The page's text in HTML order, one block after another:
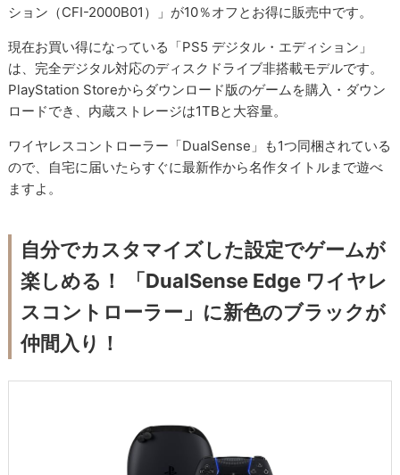
ション（CFI-2000B01）」が10％オフとお得に販売中です。
現在お買い得になっている「PS5 デジタル・エディション」
は、完全デジタル対応のディスクドライブ非搭載モデルです。
PlayStation Storeからダウンロード版のゲームを購入・ダウン
ロードでき、内蔵ストレージは1TBと大容量。
ワイヤレスコントローラー「DualSense」も1つ同梱されている
ので、自宅に届いたらすぐに最新作から名作タイトルまで遊べ
ますよ。
自分でカスタマイズした設定でゲームが
楽しめる！ 「DualSense Edge ワイヤレ
スコントローラー」に新色のブラックが
仲間入り！